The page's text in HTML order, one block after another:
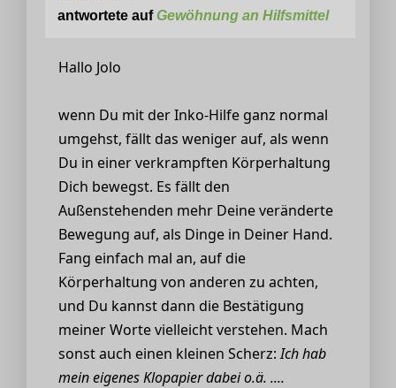
antwortete aufGewöhnung an Hilfsmittel
Hallo Jolo
wenn Du mit der Inko-Hilfe ganz normal
umgehst, fällt das weniger auf, als wenn
Du in einer verkrampften Körperhaltung
Dich bewegst. Es fällt den
Außenstehenden mehr Deine veränderte
Bewegung auf, als Dinge in Deiner Hand.
Fang einfach mal an, auf die
Körperhaltung von anderen zu achten,
und Du kannst dann die Bestätigung
meiner Worte vielleicht verstehen. Mach
sonst auch einen kleinen Scherz:Ich hab
mein eigenes Klopapier dabei o.ä. ....